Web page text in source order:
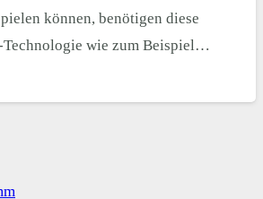
können, benötigen diese
Technologie wie zum Beispiel…